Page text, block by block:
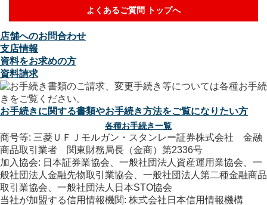
よくあるご質問 トップへ
店舗へのお問合わせ
支店情報
資料をお求めの方
資料請求
お手続きに関する書類やお手続き方法をご覧になりたい方
各種お手続き一覧
商号等: 三菱ＵＦＪモルガン・スタンレー証券株式会社 金融
商品取引業者 関東財務局長（金商）第2336号
加入協会: 日本証券業協会、一般社団法人資産運用業協会、一
般社団法人金融先物取引業協会、一般社団法人第二種金融商品
取引業協会、一般社団法人日本STO協会
当社が加盟する信用情報機関: 株式会社日本信用情報機構